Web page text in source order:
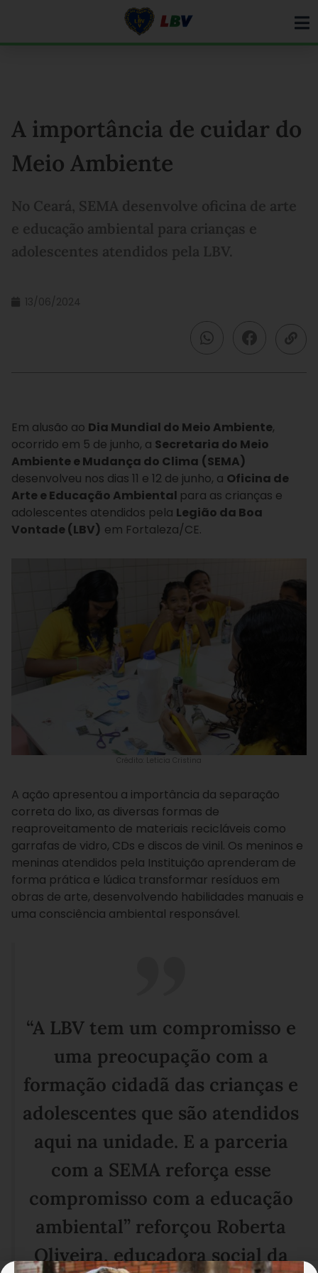
A importância de cuidar do
Meio Ambiente
No Ceará, SEMA desenvolve oficina de arte
e educação ambiental para crianças e
adolescentes atendidos pela LBV.
13/06/2024
Em alusão ao Dia Mundial do Meio Ambiente,
ocorrido em 5 de junho, a Secretaria do Meio
Ambiente e Mudança do Clima (SEMA)
desenvolveu nos dias 11 e 12 de junho, a Oficina de
Arte e Educação Ambiental para as crianças e
adolescentes atendidos pela Legião da Boa
Vontade (LBV) em Fortaleza/CE.
Crédito: Leticia Cristina
A ação apresentou a importância da separação
correta do lixo, as diversas formas de
reaproveitamento de materiais recicláveis como
garrafas de vidro, CDs e discos de vinil. Os meninos e
meninas atendidos pela Instituição aprenderam de
forma prática e lúdica transformar resíduos em
obras de arte, desenvolvendo habilidades manuais e
uma consciência ambiental responsável.
“A LBV tem um compromisso e
uma preocupação com a
formação cidadã das crianças e
adolescentes que são atendidos
aqui na unidade. E a parceria
com a SEMA reforça esse
compromisso com a educação
ambiental” reforçou Roberta
Oliveira, educadora social da